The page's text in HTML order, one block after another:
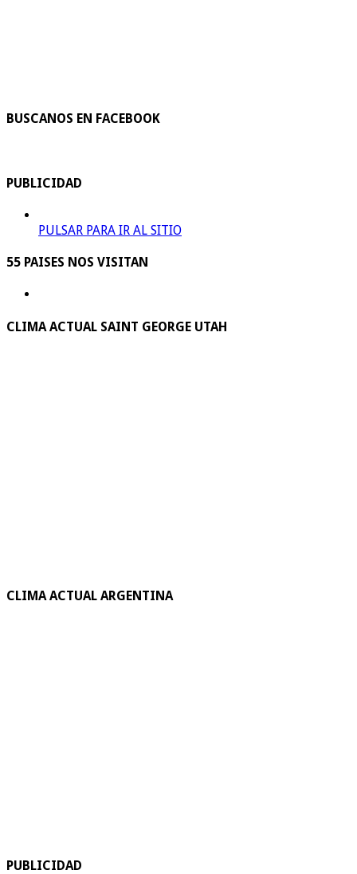
BUSCANOS EN FACEBOOK
PUBLICIDAD
PULSAR PARA IR AL SITIO
55 PAISES NOS VISITAN
CLIMA ACTUAL SAINT GEORGE UTAH
CLIMA ACTUAL ARGENTINA
PUBLICIDAD